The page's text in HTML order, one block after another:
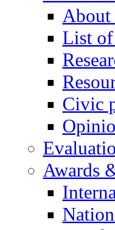
About
List of
Civic
Awards